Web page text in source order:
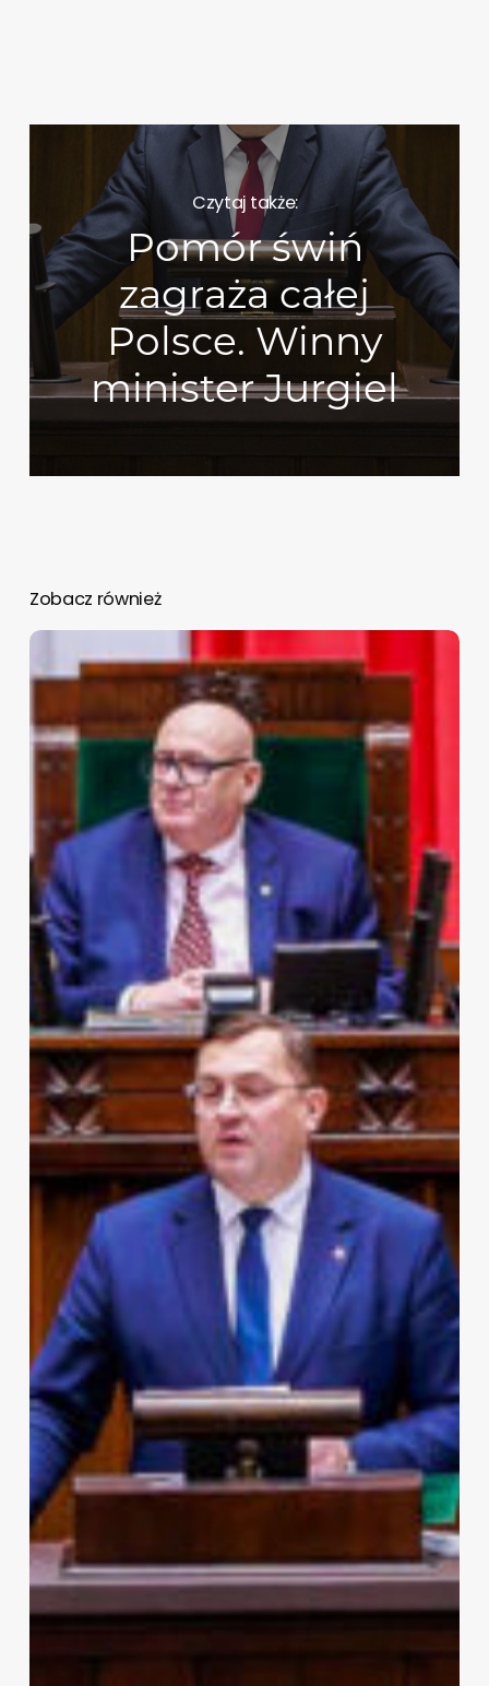
Czytaj także:
Pomór świń
zagraża całej
Polsce. Winny
minister Jurgiel
Zobacz również